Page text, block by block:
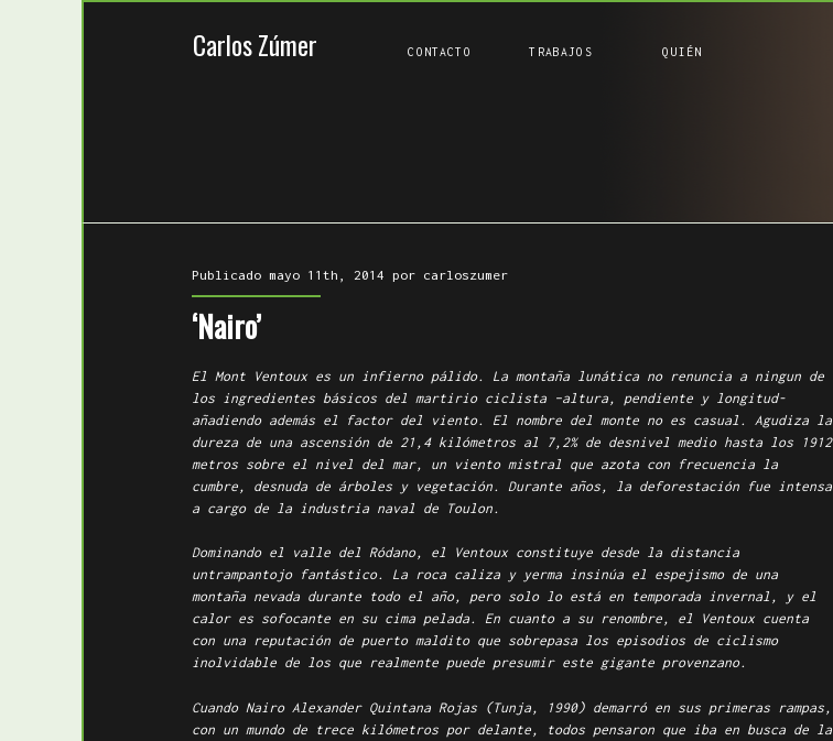
Carlos Zúmer CONTACTO TRABAJOS QUIÉN
Publicado mayo 11th, 2014 por carloszumer
‘Nairo’
El Mont Ventoux es un infierno pálido. La montaña lunática no renuncia a ningun de
los ingredientes básicos del martirio ciclista –altura, pendiente y longitud-
añadiendo además el factor del viento. El nombre del monte no es casual. Agudiza la
dureza de una ascensión de 21,4 kilómetros al 7,2% de desnivel medio hasta los 1912
metros sobre el nivel del mar, un viento mistral que azota con frecuencia la
cumbre, desnuda de árboles y vegetación. Durante años, la deforestación fue intensa
a cargo de la industria naval de Toulon.
Dominando el valle del Ródano, el Ventoux constituye desde la distancia
untrampantojo fantástico. La roca caliza y yerma insinúa el espejismo de una
montaña nevada durante todo el año, pero solo lo está en temporada invernal, y el
calor es sofocante en su cima pelada. En cuanto a su renombre, el Ventoux cuenta
con una reputación de puerto maldito que sobrepasa los episodios de ciclismo
inolvidable de los que realmente puede presumir este gigante provenzano.
Cuando Nairo Alexander Quintana Rojas (Tunja, 1990) demarró en sus primeras rampas,
con un mundo de trece kilómetros por delante, todos pensaron que iba en busca de la